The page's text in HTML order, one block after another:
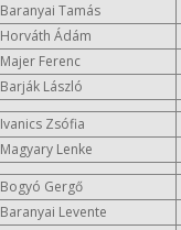
Baranyai Tamás
Horváth Ádám
Majer Ferenc
Barják László
Ivanics Zsófia
Magyary Lenke
Bogyó Gergő
Baranyai Levente